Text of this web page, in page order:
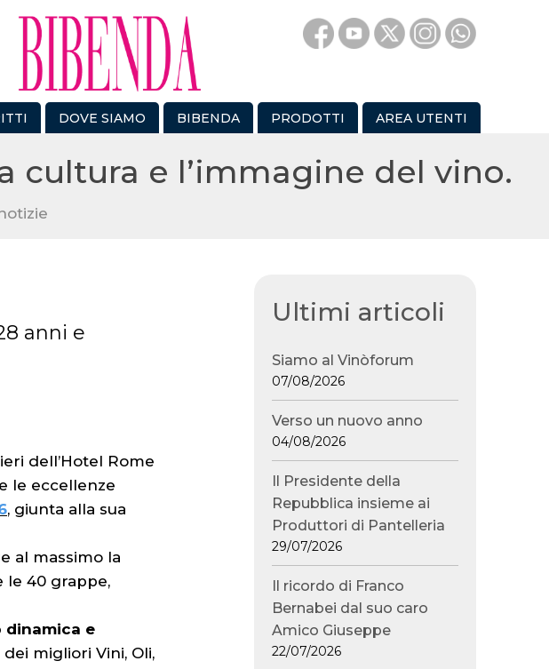
DOVE SIAMO BIBENDA PRODOTTI AREA UTENTI
cultura e l’immagine del vino.
anni e
dell’Hotel Rome
le eccellenze
, giunta alla sua
al massimo la
le 40 grappe,
dinamica e
migliori Vini, Oli,
Ultimi articoli
Siamo al Vinòforum
07/08/2026
Verso un nuovo anno
04/08/2026
Il Presidente della
Repubblica insieme ai
Produttori di Pantelleria
29/07/2026
Il ricordo di Franco
Bernabei dal suo caro
Amico Giuseppe
22/07/2026